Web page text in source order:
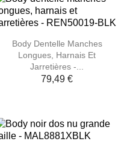
Body Dentelle Manches
Longues, Harnais Et
Jarretières -...
79,49 €